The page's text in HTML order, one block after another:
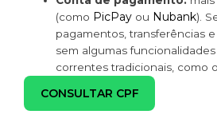
(como PicPay ou Nubank).
pagamentos, transferências
sem algumas
correntes tradicionais, como
CONSULTAR CPF